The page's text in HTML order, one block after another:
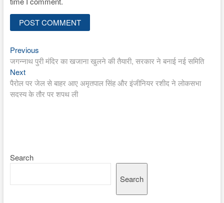
Post
navigation
PreviousPrevious
post:
जगन्नाथ पुरी मंदिर का खजाना खुलने की तैयारी, सरकार ने बनाई नई समिति
NextNext
post:
पैरोल पर जेल से बाहर आए अमृतपाल सिंह और इंजीनियर रशीद ने लोकसभा
सदस्य के तौर पर शपथ ली
Search
Search